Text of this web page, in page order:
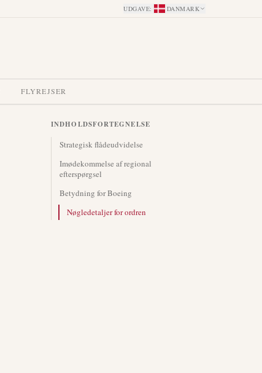
UDGAVE: DANMARK
FLYREJSER
INDHOLDSFORTEGNELSE
Strategisk flådeudvidelse
Imødekommelse af regional
efterspørgsel
Betydning for Boeing
Nøgledetaljer for ordren